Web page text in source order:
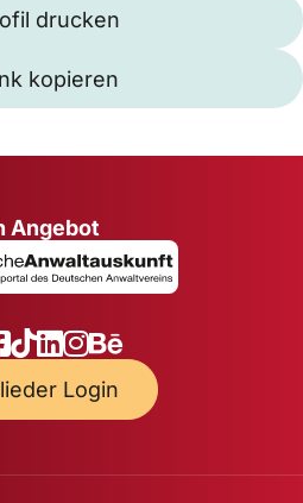
drucken
kopieren
Angebot
Login